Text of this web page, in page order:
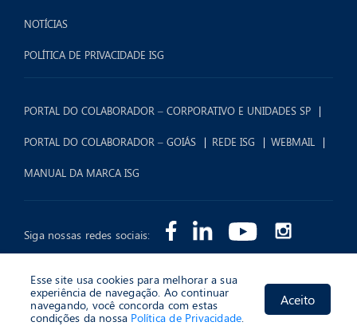
NOTÍCIAS
POLÍTICA DE PRIVACIDADE ISG
PORTAL DO COLABORADOR – CORPORATIVO E UNIDADES SP
PORTAL DO COLABORADOR – GOIÁS REDE ISG WEBMAIL
MANUAL DA MARCA ISG
Siga nossas redes sociais:
2026 © Instituto Sócrates Guanaes (ISG) - Todos os Direitos Reservados.
Esse site usa cookies para melhorar a sua
experiência de navegação. Ao continuar
navegando, você concorda com estas
condições da nossa Política de Privacidade.
Aceito